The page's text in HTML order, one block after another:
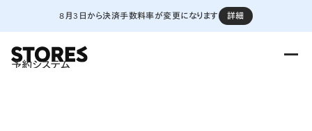
8月3日から決済手数料率が変更になります 詳細
予約システム